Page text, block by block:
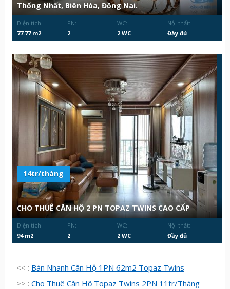
Thống Nhất, Biên Hòa, Đồng Nai.
Diện tích:
77.77 m2
PN:
2
WC:
2 WC
Nội thất:
Đầy đủ
14tr/tháng
CHO THUÊ CĂN HỘ 2 PN TOPAZ TWINS CAO CẤP
Diện tích:
94 m2
PN:
2
WC:
2 WC
Nội thất:
Đầy đủ
<< : Bán Nhanh Căn Hộ 1PN 62m2 Topaz Twins
>> : Cho Thuê Căn Hộ Topaz Twins 2PN 11tr/Tháng